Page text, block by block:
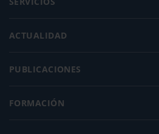
ACTUALIDAD
PUBLICACIONES
FORMACIÓN